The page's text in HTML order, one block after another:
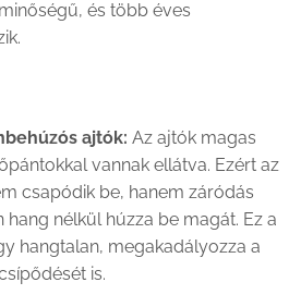
és több éves
ajtók: Az ajtók magas
vannak ellátva. Ezért az
csapódik be, hanem záródás
hang nélkül húzza be magát. Ez a
hangtalan, megakadályozza a
is.